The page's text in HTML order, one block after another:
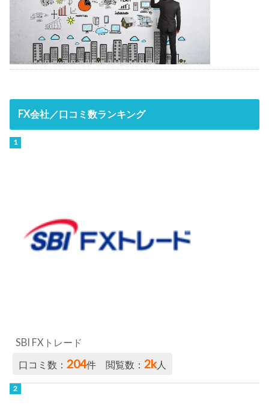
FX会社／口コミ数ランキング
SBI FXトレード
口コミ数：204件 閲覧数：2k人